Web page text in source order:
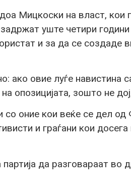
Мицкоски на власт, кои
уште четири
и за да се
ако овие луѓе навистина
опозицијата, зошто не
со оние кои веќе се дел
и граѓани кои
да разговараат во